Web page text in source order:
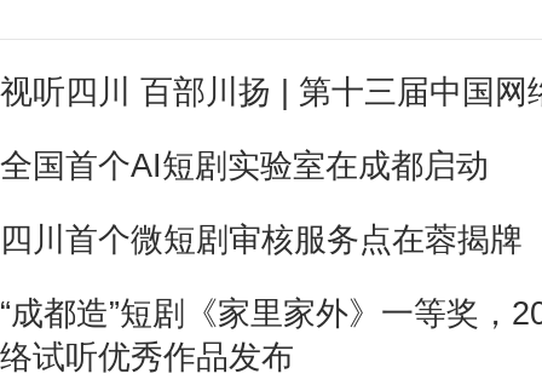
视听四川 百部川扬 | 第十三届中国网
全国首个AI短剧实验室在成都启动
四川首个微短剧审核服务点在蓉揭牌
“成都造”短剧《家里家外》一等奖，
络试听优秀作品发布